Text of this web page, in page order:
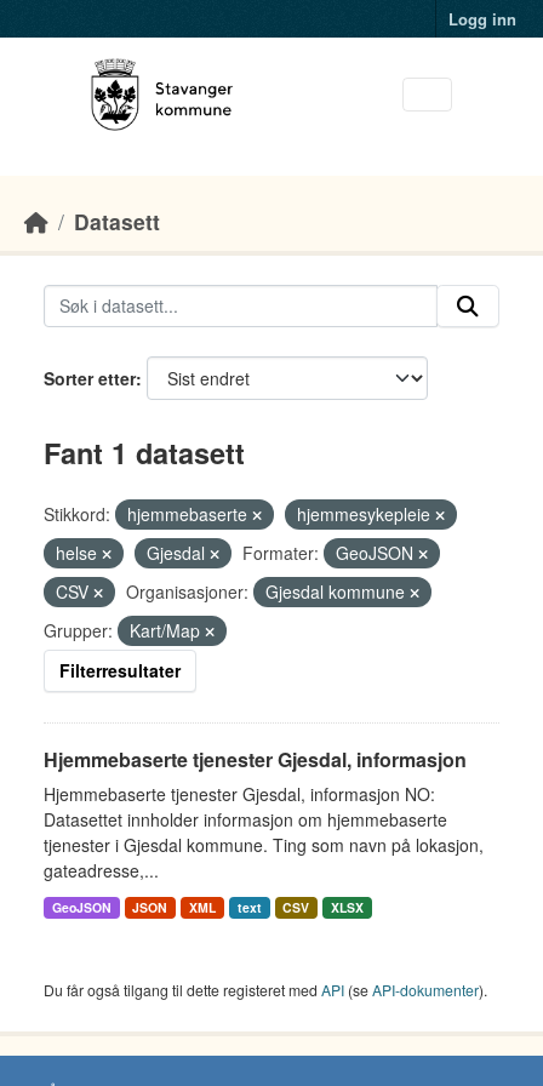
Logg inn
Datasett
Sorter etter
Fant 1 datasett
Stikkord: hjemmebaserte
hjemmesykepleie
helse
Gjesdal Formater:
GeoJSON
CSV
Organisasjoner:
Gjesdal kommune
Grupper:
Kart/Map
Filterresultater
Hjemmebaserte tjenester Gjesdal, informasjon
Hjemmebaserte tjenester Gjesdal, informasjon NO:
Datasettet innholder informasjon om hjemmebaserte
tjenester i Gjesdal kommune. Ting som navn på lokasjon,
gateadresse,...
GeoJSON JSON XML text CSV XLSX
Du får også tilgang til dette registeret med API (seAPI-dokumenter).